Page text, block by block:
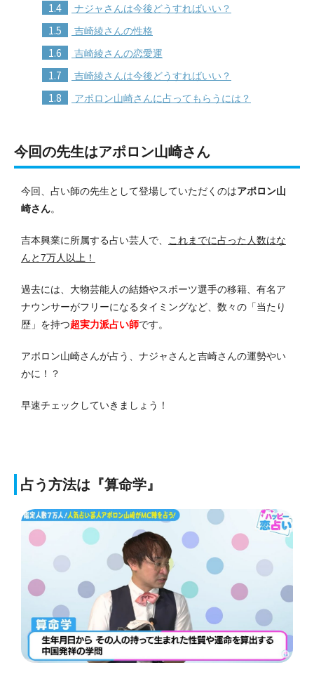
1.4 ナジャさんは今後どうすればいい？
1.5 吉崎綾さんの性格
1.6 吉崎綾さんの恋愛運
1.7 吉崎綾さんは今後どうすればいい？
1.8 アポロン山崎さんに占ってもらうには？
今回の先生はアポロン山崎さん
今回、占い師の先生として登場していただくのはアポロン山
崎さん。
吉本興業に所属する占い芸人で、
これまでに占った人数はな
んと7万人以上！
過去には、大物芸能人の結婚やスポーツ選手の移籍、有名ア
ナウンサーがフリーになるタイミングなど、数々の「当たり
歴」を持つ超実力派占い師です。
アポロン山崎さんが占う、ナジャさんと吉崎さんの運勢やい
かに！？
早速チェックしていきましょう！
占う方法は『算命学』